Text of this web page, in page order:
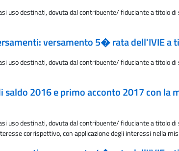
destinati, dovuta dal contribuente/ fiduciante a titolo
versamento 5� rata dell'IVIE a
destinati, dovuta dal contribuente/ fiduciante a titolo
2016 e primo acconto 2017 con la
destinati, dovuta dal contribuente/ fiduciante a titolo
corrispettivo, con applicazione degli interessi nella